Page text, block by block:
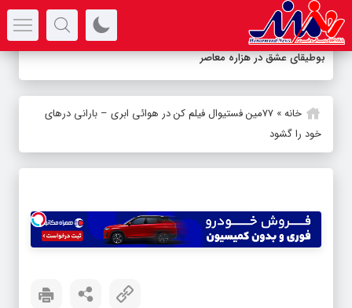
بوطیقای عشق در هزاره معاصر
خانه»
۷۷مین فستیوال فیلم کن در هوائی ابری – بارانی درهای
خود را گشود